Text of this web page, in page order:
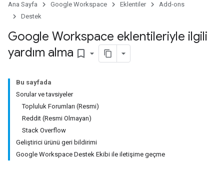
Ana Sayfa Google Workspace Eklentiler
Add-ons
Destek
Google Workspace eklentileriyle ilgili
yardım alma bookmark_border
Bu sayfada
Sorular ve tavsiyeler
Topluluk Forumları (Resmi)
Reddit (Resmi Olmayan)
Stack Overflow
Geliştirici ürünü geri bildirimi
Google Workspace Destek Ekibi ile iletişime geçme